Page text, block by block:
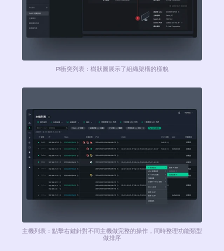
PI衝突列表：樹狀圖展示了組織架構的樣貌
主機列表：點擊右鍵針對不同主機做完整的操作，同時整理功能類型
做排序